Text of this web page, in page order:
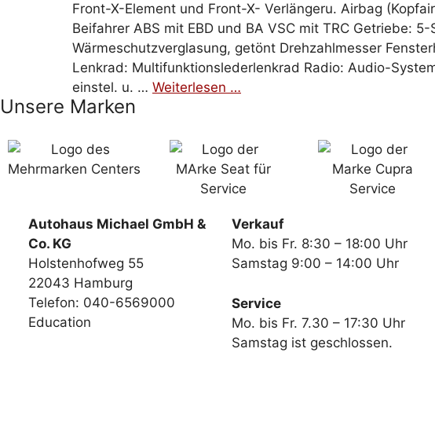
Front-X-Element und Front-X- Verlängeru. Airbag
Beifahrer ABS mit EBD und BA VSC mit TRC Getriebe:
Wärmeschutzverglasung, getönt Drehzahlmesser
Lenkrad: Multifunktionslederlenkrad Radio: Audio-
einstel. u. … Weiterlesen …
Unsere Marken
Autohaus Michael GmbH &
Co. KG
Holstenhofweg 55
22043 Hamburg
Telefon: 040-6569000
Education
Verkauf
Mo. bis Fr. 8:30 – 18:00 Uhr
Samstag 9:00 – 14:00 Uhr
Service
Mo. bis Fr. 7.30 – 17:30 Uhr
Samstag ist geschlossen.